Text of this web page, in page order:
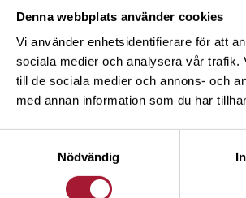
Denna webbplats använder cookies
Vi använder enhetsidentifierare för att
sociala medier och analysera vår trafik.
till de sociala medier och annons- och
med annan information som du har
Nödvändig
3.
Varningstext och
Vi har varningstext
att risken att förlora
få sju rätt på Lotto är
varningstexter som
funnits har de – eller
miljarder till